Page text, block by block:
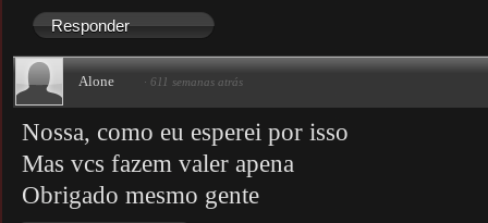
Responder
Alone · 611 semanas atrás
Nossa, como eu esperei por isso
Mas vcs fazem valer apena
Obrigado mesmo gente